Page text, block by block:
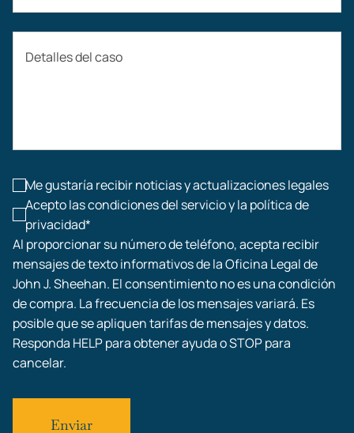
Accidentes automovilísticos
Lesiones laborales
Detalles del caso
Me gustaría recibir noticias y actualizaciones legales
Acepto las condiciones del servicio y la política de
privacidad*
Al proporcionar su número de teléfono, acepta recibir
mensajes de texto informativos de la Oficina Legal de
John J. Sheehan. El consentimiento no es una condición
de compra. La frecuencia de los mensajes variará. Es
posible que se apliquen tarifas de mensajes y datos.
Responda HELP para obtener ayuda o STOP para
cancelar.